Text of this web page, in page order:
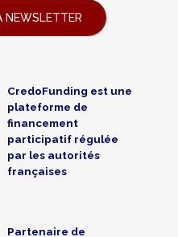
NEWSLETTER
CredoFunding est une
plateforme de
financement
participatif régulée
par les autorités
françaises
Partenaire de